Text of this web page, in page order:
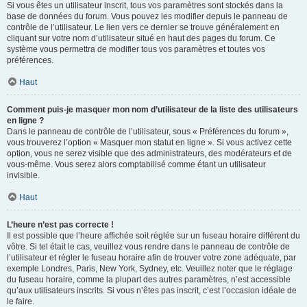
Si vous êtes un utilisateur inscrit, tous vos paramètres sont stockés dans la
base de données du forum. Vous pouvez les modifier depuis le panneau de
contrôle de l’utilisateur. Le lien vers ce dernier se trouve généralement en
cliquant sur votre nom d’utilisateur situé en haut des pages du forum. Ce
système vous permettra de modifier tous vos paramètres et toutes vos
préférences.
Haut
Comment puis-je masquer mon nom d’utilisateur de la liste des utilisateurs
en ligne ?
Dans le panneau de contrôle de l’utilisateur, sous « Préférences du forum »,
vous trouverez l’option « Masquer mon statut en ligne ». Si vous activez cette
option, vous ne serez visible que des administrateurs, des modérateurs et de
vous-même. Vous serez alors comptabilisé comme étant un utilisateur
invisible.
Haut
L’heure n’est pas correcte !
Il est possible que l’heure affichée soit réglée sur un fuseau horaire différent du
vôtre. Si tel était le cas, veuillez vous rendre dans le panneau de contrôle de
l’utilisateur et régler le fuseau horaire afin de trouver votre zone adéquate, par
exemple Londres, Paris, New York, Sydney, etc. Veuillez noter que le réglage
du fuseau horaire, comme la plupart des autres paramètres, n’est accessible
qu’aux utilisateurs inscrits. Si vous n’êtes pas inscrit, c’est l’occasion idéale de
le faire.